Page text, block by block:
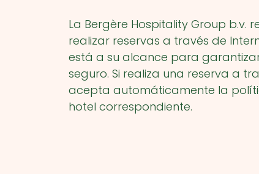
La Bergère Hospitality Group b.v.
realizar reservas a través de
está a su alcance para
seguro. Si realiza una reserva a
acepta automáticamente la
hotel correspondiente.